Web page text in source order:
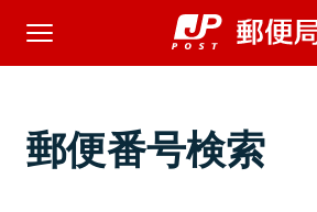
郵便番号検索